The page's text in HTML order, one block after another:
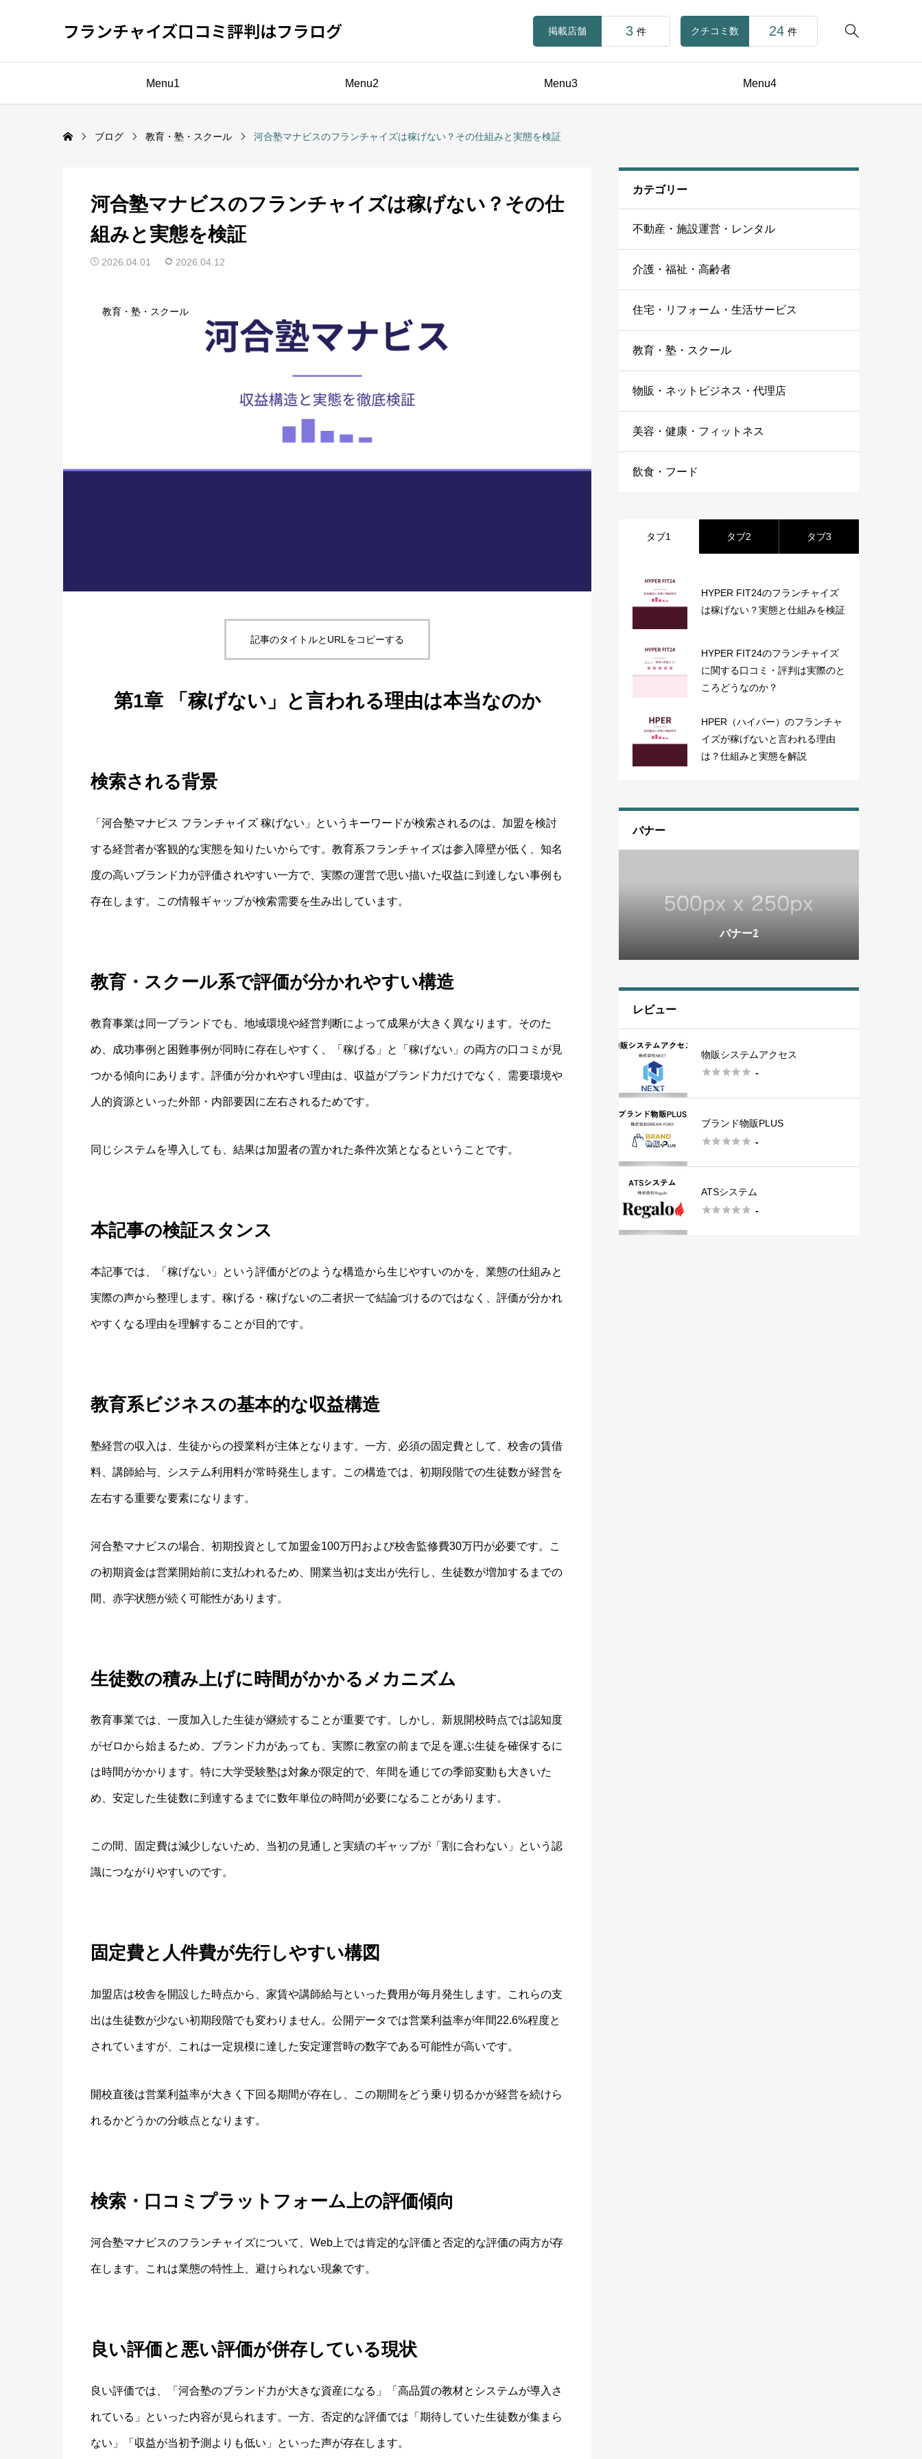
フランチャイズ口コミ評判はフラログ 
掲載店舗 3 件 クチコミ数 24 件
Menu1 Menu2 Menu3 Menu4
ブログ 教育・塾・スクール 河合塾マナビスのフランチャイズは稼げない？その仕組みと実態を検証
河合塾マナビスのフランチャイズは稼げない？その仕
組みと実態を検証
2026.04.01 2026.04.12
教育・塾・スクール
記事のタイトルとURLをコピーする
第1章 「稼げない」と言われる理由は本当なのか
検索される背景
「河合塾マナビス フランチャイズ 稼げない」というキーワードが検索されるのは、加盟を検討
する経営者が客観的な実態を知りたいからです。教育系フランチャイズは参入障壁が低く、知名
度の高いブランド力が評価されやすい一方で、実際の運営で思い描いた収益に到達しない事例も
存在します。この情報ギャップが検索需要を生み出しています。
教育・スクール系で評価が分かれやすい構造
教育事業は同一ブランドでも、地域環境や経営判断によって成果が大きく異なります。そのた
め、成功事例と困難事例が同時に存在しやすく、「稼げる」と「稼げない」の両方の口コミが見
つかる傾向にあります。評価が分かれやすい理由は、収益がブランド力だけでなく、需要環境や
人的資源といった外部・内部要因に左右されるためです。
同じシステムを導入しても、結果は加盟者の置かれた条件次第となるということです。
本記事の検証スタンス
本記事では、「稼げない」という評価がどのような構造から生じやすいのかを、業態の仕組みと
実際の声から整理します。稼げる・稼げないの二者択一で結論づけるのではなく、評価が分かれ
やすくなる理由を理解することが目的です。
教育系ビジネスの基本的な収益構造
塾経営の収入は、生徒からの授業料が主体となります。一方、必須の固定費として、校舎の賃借
料、講師給与、システム利用料が常時発生します。この構造では、初期段階での生徒数が経営を
左右する重要な要素になります。
河合塾マナビスの場合、初期投資として加盟金100万円および校舎監修費30万円が必要です。こ
の初期資金は営業開始前に支払われるため、開業当初は支出が先行し、生徒数が増加するまでの
間、赤字状態が続く可能性があります。
生徒数の積み上げに時間がかかるメカニズム
教育事業では、一度加入した生徒が継続することが重要です。しかし、新規開校時点では認知度
がゼロから始まるため、ブランド力があっても、実際に教室の前まで足を運ぶ生徒を確保するに
は時間がかかります。特に大学受験塾は対象が限定的で、年間を通じての季節変動も大きいた
め、安定した生徒数に到達するまでに数年単位の時間が必要になることがあります。
この間、固定費は減少しないため、当初の見通しと実績のギャップが「割に合わない」という認
識につながりやすいのです。
固定費と人件費が先行しやすい構図
加盟店は校舎を開設した時点から、家賃や講師給与といった費用が毎月発生します。これらの支
出は生徒数が少ない初期段階でも変わりません。公開データでは営業利益率が年間22.6%程度と
されていますが、これは一定規模に達した安定運営時の数字である可能性が高いです。
開校直後は営業利益率が大きく下回る期間が存在し、この期間をどう乗り切るかが経営を続けら
れるかどうかの分岐点となります。
検索・口コミプラットフォーム上の評価傾向
河合塾マナビスのフランチャイズについて、Web上では肯定的な評価と否定的な評価の両方が存
在します。これは業態の特性上、避けられない現象です。
良い評価と悪い評価が併存している現状
良い評価では、「河合塾のブランド力が大きな資産になる」「高品質の教材とシステムが導入さ
れている」といった内容が見られます。一方、否定的な評価では「期待していた生徒数が集まら
ない」「収益が当初予測よりも低い」といった声が存在します。
カテゴリー
不動産・施設運営・レンタル
介護・福祉・高齢者
住宅・リフォーム・生活サービス
教育・塾・スクール
物販・ネットビジネス・代理店
美容・健康・フィットネス
飲食・フード
タブ1 タブ2 タブ3
HYPER FIT24のフランチャイズ
は稼げない？実態と仕組みを検証
HYPER FIT24のフランチャイズ
に関する口コミ・評判は実際のと
ころどうなのか？
HPER（ハイパー）のフランチャ
イズが稼げないと言われる理由
は？仕組みと実態を解説
バナー
バナー3
バナー1
バナー2
バナー3
バナー1
レビュー
物販システムアクセス
 -
ブランド物販PLUS
 -
ATSシステム
 -